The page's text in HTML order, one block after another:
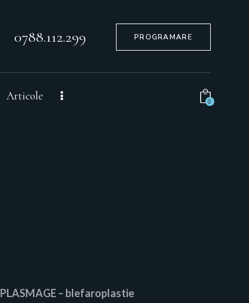
0788.112.299 PROGRAMARE
Articole 0
PLASMAGE – blefaroplastie